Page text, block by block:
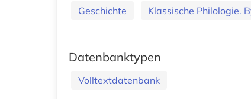
Geschichte
Klassische Philologie.
Datenbanktypen
Volltextdatenbank